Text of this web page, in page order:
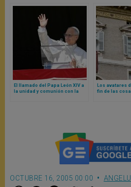
El llamado del Papa León XIV a
la unidad y comunión con la
Los avatares
fin de las
OCTUBRE 16, 2005 00:00